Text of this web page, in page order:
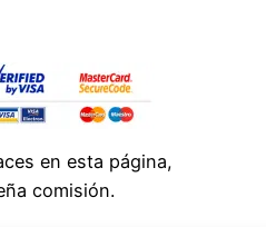
en esta página,
comisión.